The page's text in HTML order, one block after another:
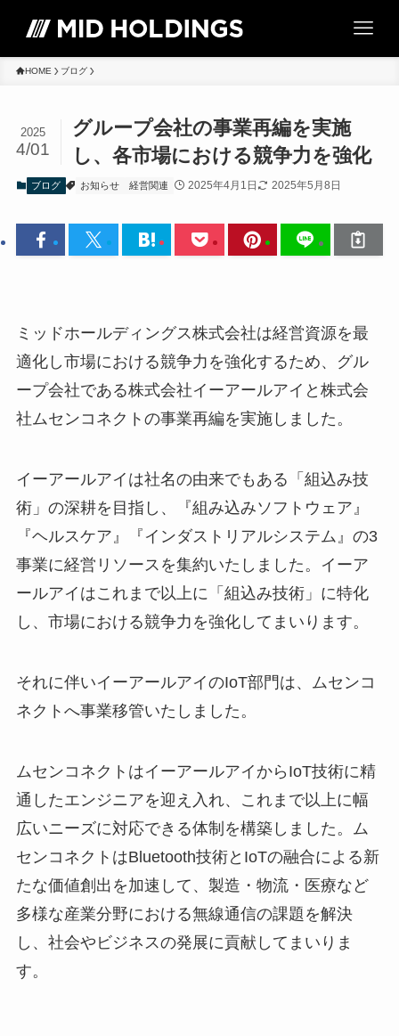
HOME ブログ
グループ会社の事業再編を実施
し、各市場における競争力を強化
2025
4/01
ブログ お知らせ 経営関連 2025年4月1日 2025年5月8日
ミッドホールディングス株式会社は経営資源を最
適化し市場における競争力を強化するため、グル
ープ会社である株式会社イーアールアイと株式会
社ムセンコネクトの事業再編を実施しました。
イーアールアイは社名の由来でもある「組込み技
術」の深耕を目指し、『組み込みソフトウェア』
『ヘルスケア』『インダストリアルシステム』の3
事業に経営リソースを集約いたしました。イーア
ールアイはこれまで以上に「組込み技術」に特化
し、市場における競争力を強化してまいります。
それに伴いイーアールアイのIoT部門は、ムセンコ
ネクトへ事業移管いたしました。
ムセンコネクトはイーアールアイからIoT技術に精
通したエンジニアを迎え入れ、これまで以上に幅
広いニーズに対応できる体制を構築しました。ム
センコネクトはBluetooth技術とIoTの融合による新
たな価値創出を加速して、製造・物流・医療など
多様な産業分野における無線通信の課題を解決
し、社会やビジネスの発展に貢献してまいりま
す。